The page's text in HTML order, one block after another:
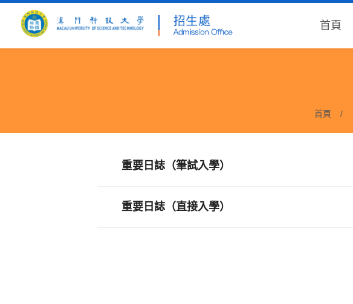
首頁
首頁
重要日誌（筆試入學）
重要日誌（直接入學）